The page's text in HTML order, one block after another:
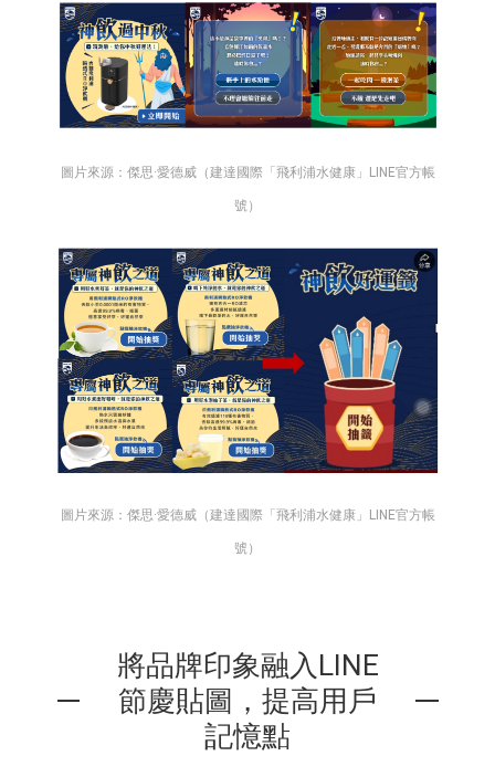
圖片來源：傑思·愛德威（建達國際「飛利浦水健康」LINE官方帳
號）
圖片來源：傑思·愛德威（建達國際「飛利浦水健康」LINE官方帳
號）
將品牌印象融入LINE
節慶貼圖，提高用戶
記憶點